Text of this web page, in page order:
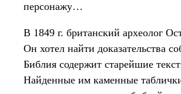
персонажу…
В 1849 г. британский археолог
Он хотел найти доказательства
Библия содержит старейшие
Найденные им каменные